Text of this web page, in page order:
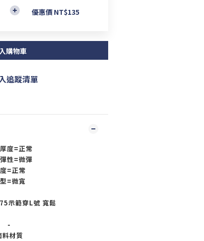
優惠價 NT$135
購物車
追蹤清單
度=正常
性=微彈
=正常
=微寬
示範穿L號 寬鬆
-
料材質